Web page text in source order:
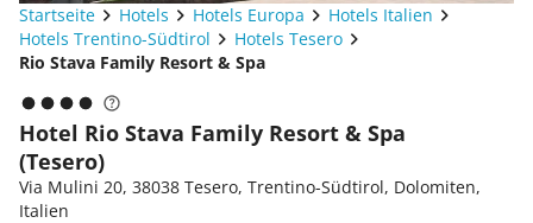
Startseite Hotels Hotels Europa
Hotels Italien
Hotels Trentino-Südtirol
Hotels Tesero
Rio Stava Family Resort & Spa
Hotel Rio Stava Family Resort & Spa
(Tesero)
Via Mulini 20, 38038 Tesero, Trentino-Südtirol, Dolomiten,
Italien